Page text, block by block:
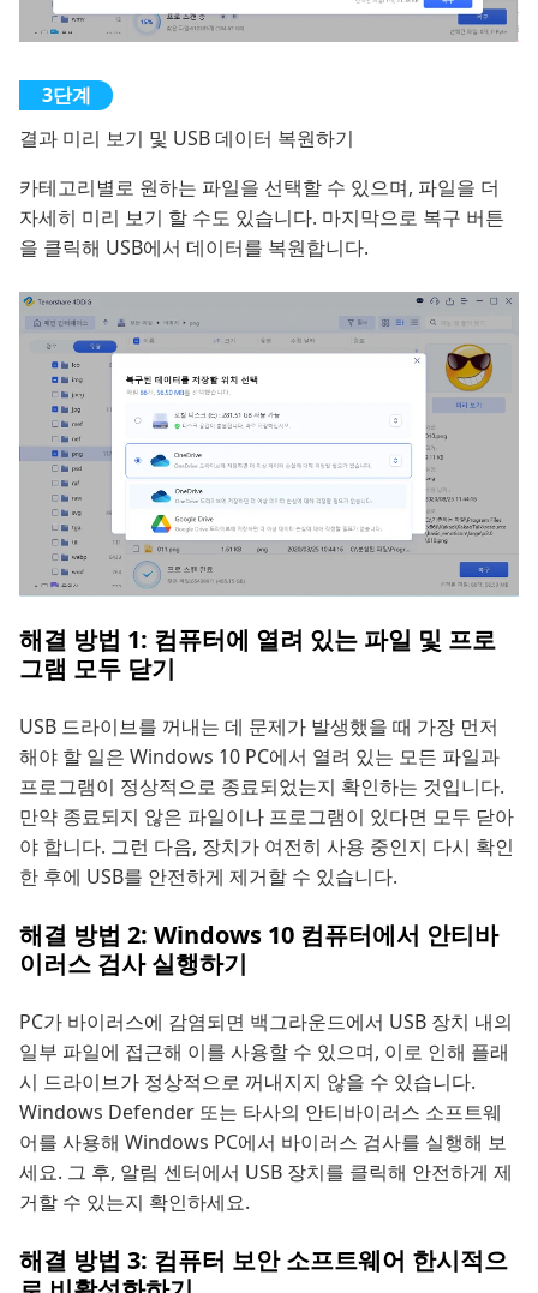
결과 미리 보기 및 USB 데이터 복원하기
카테고리별로 원하는 파일을 선택할 수 있으며, 파일을 더
자세히 미리 보기 할 수도 있습니다. 마지막으로 복구 버튼
을 클릭해 USB에서 데이터를 복원합니다.
해결 방법 1: 컴퓨터에 열려 있는 파일 및 프로
그램 모두 닫기
USB 드라이브를 꺼내는 데 문제가 발생했을 때 가장 먼저
해야 할 일은 Windows 10 PC에서 열려 있는 모든 파일과
프로그램이 정상적으로 종료되었는지 확인하는 것입니다.
만약 종료되지 않은 파일이나 프로그램이 있다면 모두 닫아
야 합니다. 그런 다음, 장치가 여전히 사용 중인지 다시 확인
한 후에 USB를 안전하게 제거할 수 있습니다.
해결 방법 2: Windows 10 컴퓨터에서 안티바
이러스 검사 실행하기
PC가 바이러스에 감염되면 백그라운드에서 USB 장치 내의
일부 파일에 접근해 이를 사용할 수 있으며, 이로 인해 플래
시 드라이브가 정상적으로 꺼내지지 않을 수 있습니다.
Windows Defender 또는 타사의 안티바이러스 소프트웨
어를 사용해 Windows PC에서 바이러스 검사를 실행해 보
세요. 그 후, 알림 센터에서 USB 장치를 클릭해 안전하게 제
거할 수 있는지 확인하세요.
해결 방법 3: 컴퓨터 보안 소프트웨어 한시적으